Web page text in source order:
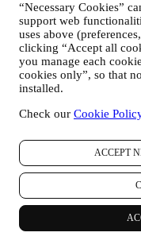
“Necessary Cookies”
support web
uses above
clicking “Accept all
you manage each
cookies only”, so that
installed.
Check our Cookie
ACCEPT
celów
umownym, w tym
weryfikacji kart
kątem oszustw,
testowania
Czasami możemy
operacyjnych. Na
dane użytkownika
wysłane za
naszej Witrynie
kanałami. Tego
świadczeniu usługi
Możemy